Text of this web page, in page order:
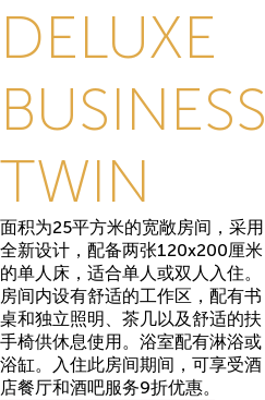
DELUXE
BUSINESS
TWIN
面积为25平方米的宽敞房间，采用
全新设计，配备两张120x200厘米
的单人床，适合单人或双人入住。
房间内设有舒适的工作区，配有书
桌和独立照明、茶几以及舒适的扶
手椅供休息使用。浴室配有淋浴或
浴缸。入住此房间期间，可享受酒
店餐厅和酒吧服务9折优惠。